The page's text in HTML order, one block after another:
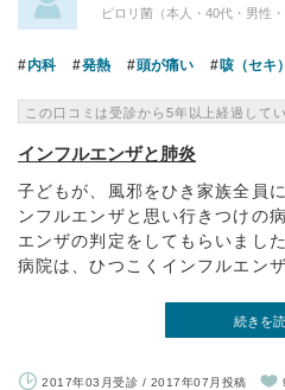
ピロリ菌（本人・40代・男性
内科 発熱 頭が痛い 咳（セキ）
この口コミは受診から5年以上経過してい
インフルエンザと肺炎
子どもが、風邪をひき家族全員
ンフルエンザと思い行きつけの
エンザの判定をしてもらいまし
病院は、ひつこくインフルエン
続きを
2017年03月受診 / 2017年07月投稿